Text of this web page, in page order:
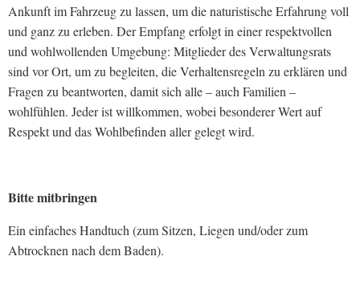
Ankunft im Fahrzeug zu lassen, um die naturistische Erfahrung voll
und ganz zu erleben. Der Empfang erfolgt in einer respektvollen
und wohlwollenden Umgebung: Mitglieder des Verwaltungsrats
sind vor Ort, um zu begleiten, die Verhaltensregeln zu erklären und
Fragen zu beantworten, damit sich alle – auch Familien –
wohlfühlen. Jeder ist willkommen, wobei besonderer Wert auf
Respekt und das Wohlbefinden aller gelegt wird.
Bitte mitbringen
Ein einfaches Handtuch (zum Sitzen, Liegen und/oder zum
Abtrocknen nach dem Baden).